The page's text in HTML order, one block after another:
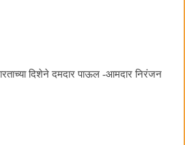
दिशेने दमदार पाऊल -आमदार निरंजन